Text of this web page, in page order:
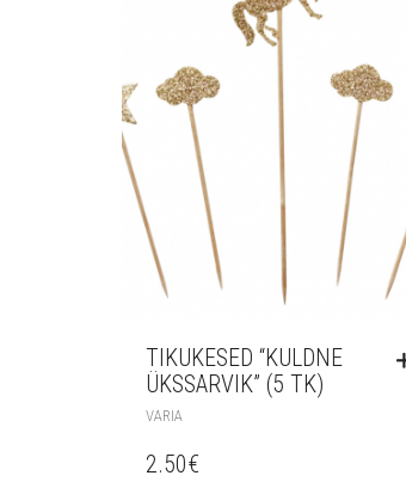
TIKUKESED “KULDNE
ÜKSSARVIK” (5 TK)
VARIA
2.50€